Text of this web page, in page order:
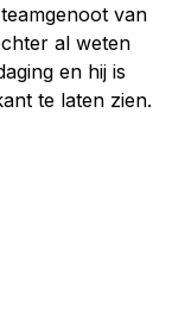
van
al weten
en hij is
te laten zien.